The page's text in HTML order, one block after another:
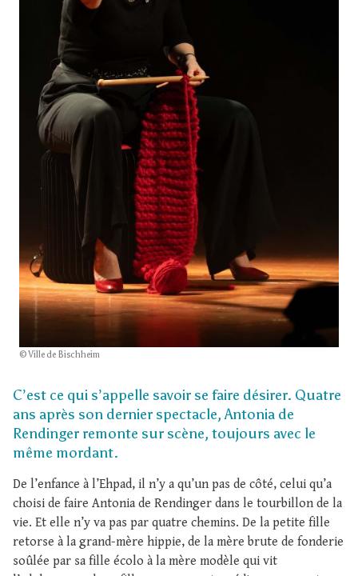
© Ville de Bischheim
C’est ce qui s’appelle savoir se faire désirer. Quatre
ans après son dernier spectacle, Antonia de
Rendinger remonte sur scène, toujours avec le
même mordant.
De l’enfance à l’Ehpad, il n’y a qu’un pas de côté, celui qu’a
choisi de faire Antonia de Rendinger dans le tourbillon de la
vie. Et elle n’y va pas par quatre chemins. De la petite fille
retorse à la grand-mère hippie, de la mère brute de fonderie
soûlée par sa fille écolo à la mère modèle qui vit